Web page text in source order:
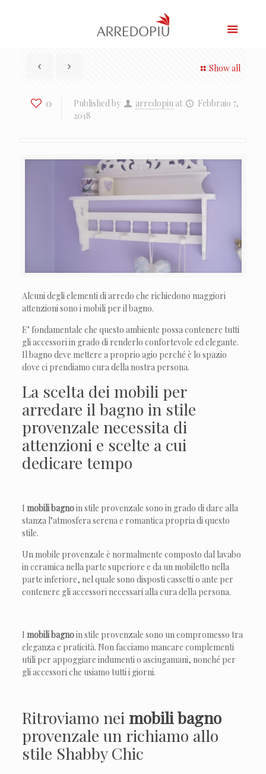
Show all
0 Published by arredopiu at
Febbraio 7,
2018
Alcuni degli elementi di arredo che richiedono maggiori
attenzioni sono i mobili per il bagno.
E’ fondamentale che questo ambiente possa contenere tutti
gli accessori in grado di renderlo confortevole ed elegante.
Il bagno deve mettere a proprio agio perché è lo spazio
dove ci prendiamo cura della nostra persona.
La scelta dei mobili per
arredare il bagno in stile
provenzale necessita di
attenzioni e scelte a cui
dedicare tempo
Imobili bagnoin stile provenzale sono in grado di dare alla
stanza l’atmosfera serena e romantica propria di questo
stile.
Un mobile provenzale è normalmente composto dal lavabo
in ceramica nella parte superiore e da un mobiletto nella
parte inferiore, nel quale sono disposti cassetti o ante per
contenere gli accessori necessari alla cura della persona.
Imobili bagnoin stile provenzale sono un compromesso tra
eleganza e praticità. Non facciamo mancare complementi
utili per appoggiare indumenti o asciugamani, nonché per
gli accessori che usiamo tutti i giorni.
Ritroviamo nei mobili bagno
provenzale un richiamo allo
stile Shabby Chic